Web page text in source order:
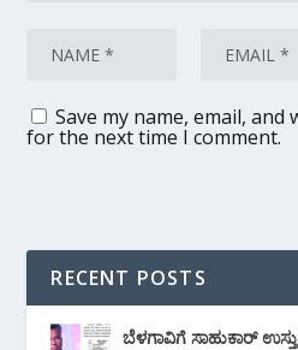
Save my name, email,
for the next time I comment.
RECENT POSTS
ಬೆಳಗಾವಿಗೆ ಸಾಹುಕಾರ್